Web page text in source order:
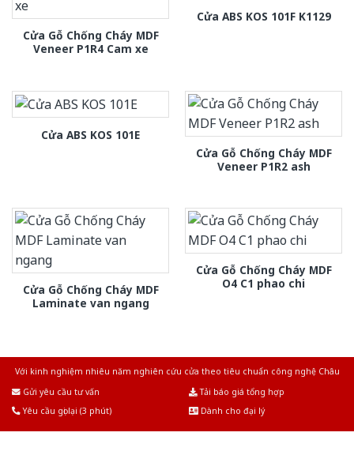
Cửa Gỗ Chống Cháy MDF
Veneer P1R4 Cam xe
Cửa ABS KOS 101F K1129
Cửa ABS KOS 101E
Cửa Gỗ Chống Cháy MDF
Veneer P1R2 ash
Cửa Gỗ Chống Cháy MDF
Laminate van ngang
Cửa Gỗ Chống Cháy MDF
O4 C1 phao chi
Với kinh nghiệm nhiêu năm nghiên cứu cửa theo tiêu chuẩn công nghệ Châu
Gửi yêu cầu tư vấn
Tải báo giá tổng hợp
Yêu cầu gọi lại (3 phút)
Dành cho đại lý